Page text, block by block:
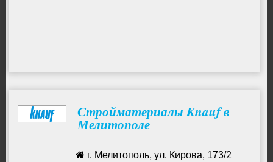
Стройматериалы Knauf в
Мелитополе
г. Мелитополь, ул. Кирова, 173/2